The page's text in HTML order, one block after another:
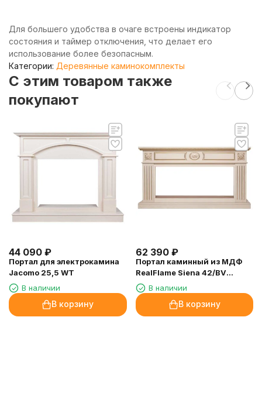
Для большего удобства в очаге встроены индикатор
состояния и таймер отключения, что делает его
использование более безопасным.
Категории: Деревянные каминокомплекты
C этим товаром также
покупают
44 090 ₽
Портал для электрокамина
Jacomo 25,5 WT
В наличии
В корзину
62 390 ₽
Портал каминный из МДФ
RealFlame Siena 42/BV
белый дуб с золотой
патиной, под очаги Beverly
1000 и Saphir 42
В наличии
В корзину